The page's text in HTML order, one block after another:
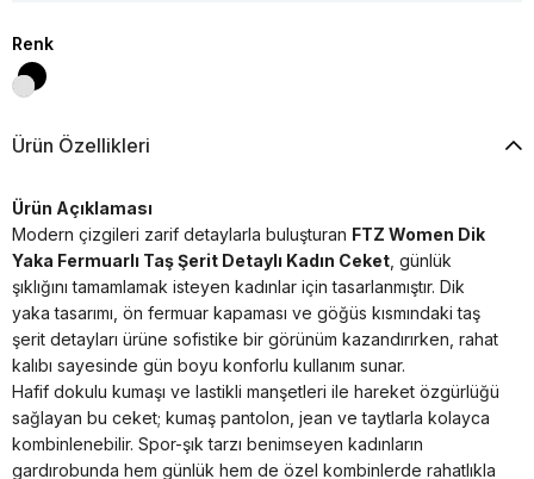
Renk
Ürün Özellikleri
Ürün Açıklaması
Modern çizgileri zarif detaylarla buluşturan FTZ Women Dik
Yaka Fermuarlı Taş Şerit Detaylı Kadın Ceket , günlük
şıklığını tamamlamak isteyen kadınlar için tasarlanmıştır. Dik
yaka tasarımı, ön fermuar kapaması ve göğüs kısmındaki taş
şerit detayları ürüne sofistike bir görünüm kazandırırken, rahat
kalıbı sayesinde gün boyu konforlu kullanım sunar.
Hafif dokulu kumaşı ve lastikli manşetleri ile hareket özgürlüğü
sağlayan bu ceket; kumaş pantolon, jean ve taytlarla kolayca
kombinlenebilir. Spor-şık tarzı benimseyen kadınların
gardırobunda hem günlük hem de özel kombinlerde rahatlıkla